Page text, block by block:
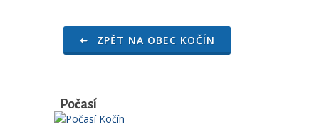
ZPĚT NA OBEC KOČÍN
Počasí